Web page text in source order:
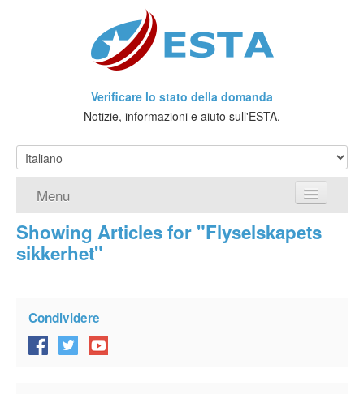
Verificare lo stato della domanda
Notizie, informazioni e aiuto sull'ESTA.
Menu
Home
Viaggio senza Visto
Showing Articles for "Flyselskapets
sikkerhet"
Condividere